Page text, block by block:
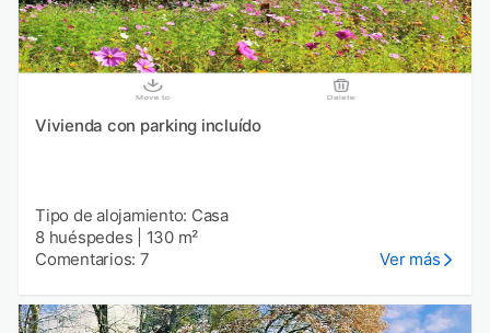
Vivienda con parking incluído
Tipo de alojamiento: Casa
8 huéspedes
130 m²
Comentarios: 7
Ver más